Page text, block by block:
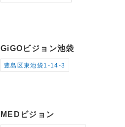
GiGOビジョン池袋
豊島区東池袋1-14-3
MEDビジョン